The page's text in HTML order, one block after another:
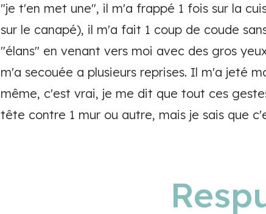
"je t'en met une", il m'a frappé 1 fois sur la
sur le canapé), il m'a fait 1 coup de coude
"élans" en venant vers moi avec des gros
m'a secouée a plusieurs reprises. Il m'a jeté
même, c'est vrai, je me dit que tout ces
tête contre 1 mur ou autre, mais je sais que